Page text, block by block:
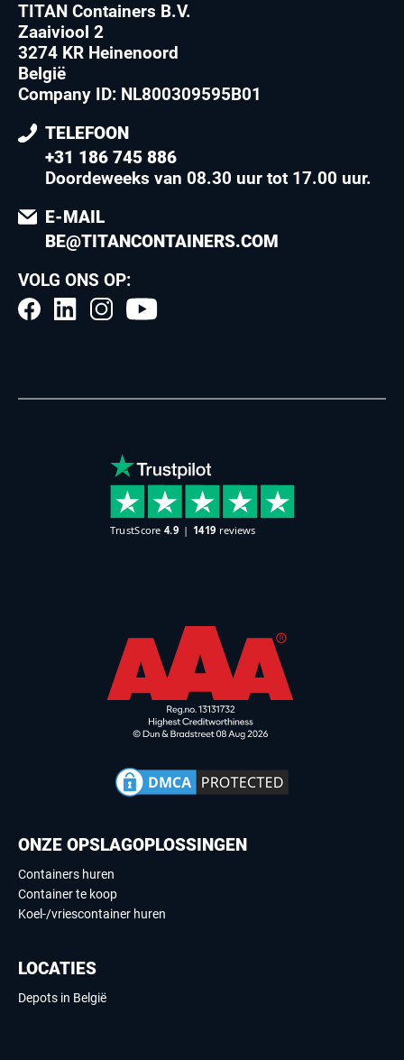
TITAN Containers B.V.
Zaaiviool 2
3274 KR Heinenoord
België
Company ID: NL800309595B01
TELEFOON
+31 186 745 886
Doordeweeks van 08.30 uur tot 17.00 uur.
E-MAIL
BE@TITANCONTAINERS.COM
VOLG ONS OP:
ONZE OPSLAGOPLOSSINGEN
Containers huren
Container te koop
Koel-/vriescontainer huren
LOCATIES
Depots in België